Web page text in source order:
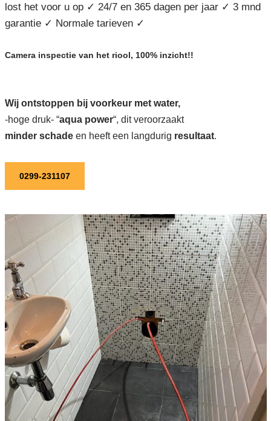
lost het voor u op ✓ 24/7 en 365 dagen per jaar ✓ 3 mnd
garantie ✓ Normale tarieven ✓
Camera inspectie van het riool, 100% inzicht!!
Wij ontstoppen bij voorkeur met water,
-hoge druk- “aqua power“, dit veroorzaakt
minder schadeen heeft een langdurig resultaat.
0299-231107